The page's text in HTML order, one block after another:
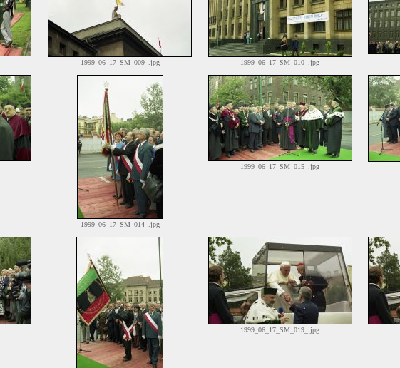
1999_06_17_SM_009_.jpg 1999_06_17_SM_010_.jpg
1999_06_17_SM_014_.jpg
1999_06_17_SM_015_.jpg
1999_06_17_SM_019_.jpg